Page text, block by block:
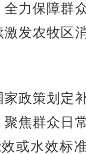
力保障群
发农牧区
政策划定
焦群众日
或水效标